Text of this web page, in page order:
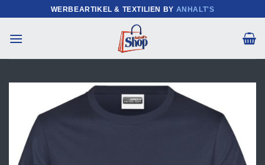
Inhalt
springen
WERBEARTIKEL & TEXTILIEN BY ANHALT'S